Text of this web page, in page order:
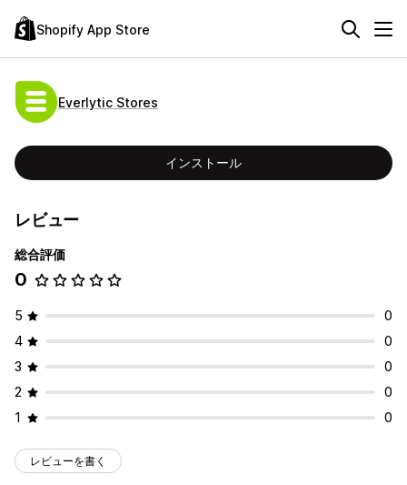
Shopify App Store
Everlytic Stores
インストール
レビュー
総合評価
0
5
0
4
0
3
0
2
0
1
0
レビューを書く